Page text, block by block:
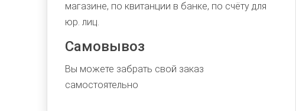
магазине, по квитанции в банке, по счёту для
юр. лиц.
Самовывоз
Вы можете забрать свой заказ
самостоятельно